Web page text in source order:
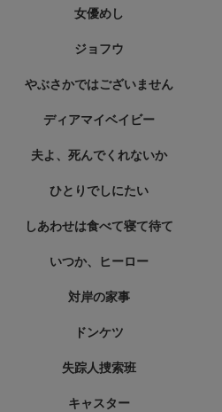
女優めし
ジョフウ
やぶさかではございません
ディアマイベイビー
夫よ、死んでくれないか
ひとりでしにたい
しあわせは食べて寝て待て
いつか、ヒーロー
対岸の家事
ドンケツ
失踪人捜索班
キャスター